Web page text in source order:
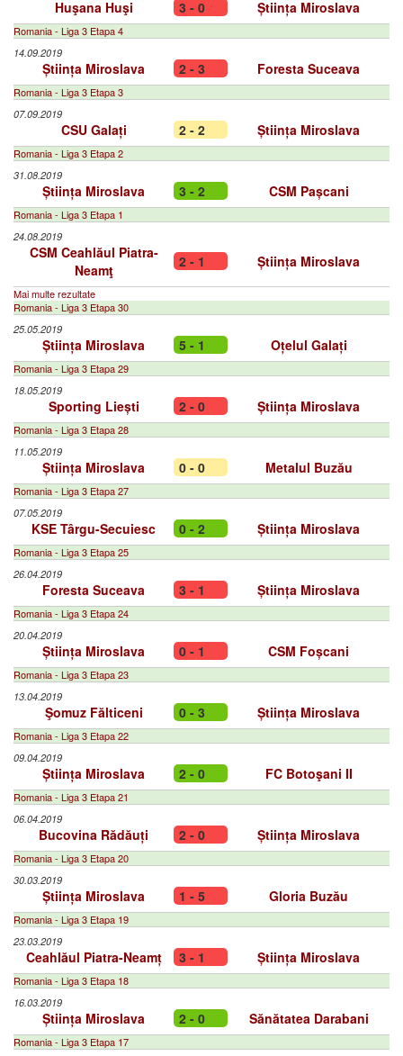
Huşana Huşi 3 - 0 Știința Miroslava
Romania - Liga 3 Etapa 4
14.09.2019
Știința Miroslava 2 - 3 Foresta Suceava
Romania - Liga 3 Etapa 3
07.09.2019
CSU Galați 2 - 2 Știința Miroslava
Romania - Liga 3 Etapa 2
31.08.2019
Știința Miroslava 3 - 2 CSM Pașcani
Romania - Liga 3 Etapa 1
24.08.2019
CSM Ceahlăul Piatra-
Neamţ
2 - 1 Știința Miroslava
Mai multe rezultate
Romania - Liga 3 Etapa 30
25.05.2019
Știința Miroslava 5 - 1 Oțelul Galați
Romania - Liga 3 Etapa 29
18.05.2019
Sporting Liești 2 - 0 Știința Miroslava
Romania - Liga 3 Etapa 28
11.05.2019
Știința Miroslava 0 - 0 Metalul Buzău
Romania - Liga 3 Etapa 27
07.05.2019
KSE Târgu-Secuiesc 0 - 2 Știința Miroslava
Romania - Liga 3 Etapa 25
26.04.2019
Foresta Suceava 3 - 1 Știința Miroslava
Romania - Liga 3 Etapa 24
20.04.2019
Știința Miroslava 0 - 1 CSM Foșcani
Romania - Liga 3 Etapa 23
13.04.2019
Şomuz Fălticeni 0 - 3 Știința Miroslava
Romania - Liga 3 Etapa 22
09.04.2019
Știința Miroslava 2 - 0 FC Botoşani II
Romania - Liga 3 Etapa 21
06.04.2019
Bucovina Rădăuți 2 - 0 Știința Miroslava
Romania - Liga 3 Etapa 20
30.03.2019
Știința Miroslava 1 - 5 Gloria Buzău
Romania - Liga 3 Etapa 19
23.03.2019
Ceahlăul Piatra-Neamț 3 - 1 Știința Miroslava
Romania - Liga 3 Etapa 18
16.03.2019
Știința Miroslava 2 - 0 Sănătatea Darabani
Romania - Liga 3 Etapa 17